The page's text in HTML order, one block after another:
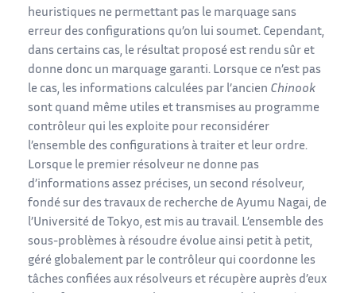
heuristiques ne permettant pas le marquage sans
erreur des configurations qu’on lui soumet. Cependant,
dans certains cas, le résultat proposé est rendu sûr et
donne donc un marquage garanti. Lorsque ce n’est pas
le cas, les informations calculées par l’ancien Chinook
sont quand même utiles et transmises au programme
contrôleur qui les exploite pour reconsidérer
l’ensemble des configurations à traiter et leur ordre.
Lorsque le premier résolveur ne donne pas
d’informations assez précises, un second résolveur,
fondé sur des travaux de recherche de Ayumu Nagai, de
l’Université de Tokyo, est mis au travail. L’ensemble des
sous-problèmes à résoudre évolue ainsi petit à petit,
géré globalement par le contrôleur qui coordonne les
tâches confiées aux résolveurs et récupère auprès d’eux